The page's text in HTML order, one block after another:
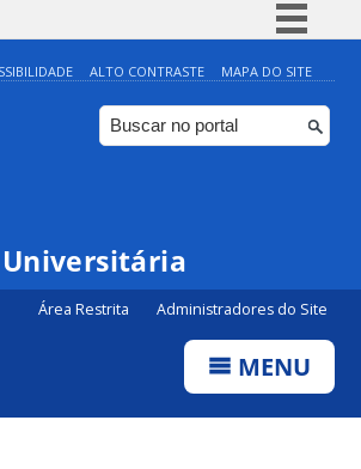
Simplifique!
Comunica BR
Participe
Canais
ALTO CONTRASTE MAPA DO SITE
Área Restrita Administradores do Site
MENU